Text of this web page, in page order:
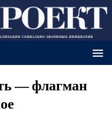
— флагман